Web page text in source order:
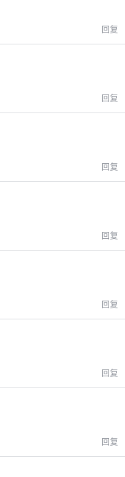
回复
回复
回复
回复
回复
回复
回复